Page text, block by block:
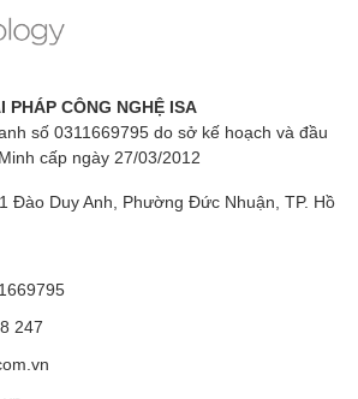
PHÁP CÔNG NGHỆ ISA
số 0311669795 do sở kế hoạch và đầu
cấp ngày 27/03/2012
Đào Duy Anh, Phường Đức Nhuận, TP. Hồ
247